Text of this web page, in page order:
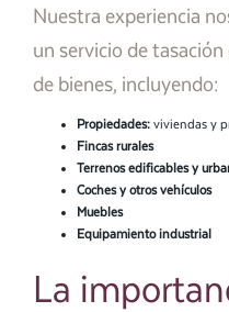
Nuestra experiencia
un servicio de
de bienes, incluyendo:
Propiedades: viviendas y
Fincas rurales
Terrenos edificables y
Coches y otros vehículos
Muebles
Equipamiento industrial
La